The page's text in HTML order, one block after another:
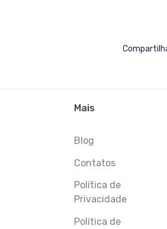
Mais
Blog
Contatos
Política de
Privacidade
Política de